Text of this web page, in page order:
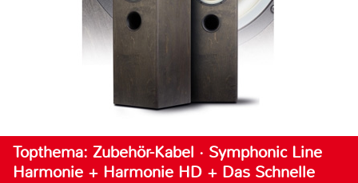
Topthema: Zubehör-Kabel · Symphonic Line
Harmonie + Harmonie HD + Das Schnelle